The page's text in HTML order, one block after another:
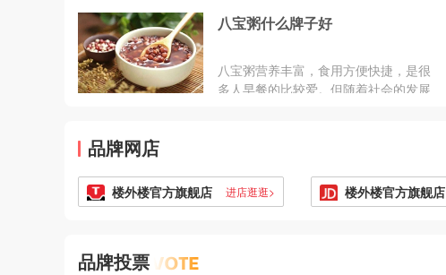
成。糯米补中益气，豇豆有“补肾豆”之
长寿极有裨益.
八宝粥什么牌子好
八宝粥营养丰富，食用方便快捷，是很
多人早餐的比较爱。但随着社会的发展
品牌网店
楼外楼官方旗舰店 进店逛逛> 楼外楼官方旗舰店
品牌投票